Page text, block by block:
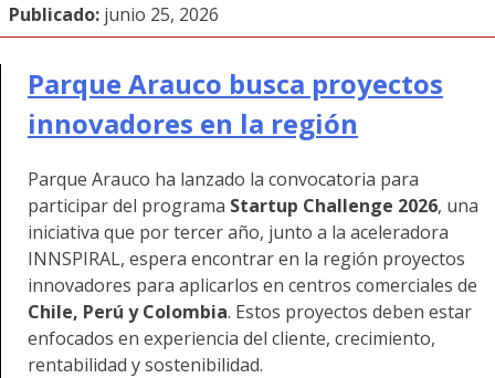
Publicado: junio 25, 2026
Parque Arauco busca proyectos
innovadores en la región
Parque Arauco ha lanzado la convocatoria para
participar del programa Startup Challenge 2026, una
iniciativa que por tercer año, junto a la aceleradora
INNSPIRAL, espera encontrar en la región proyectos
innovadores para aplicarlos en centros comerciales de
Chile, Perú y Colombia. Estos proyectos deben estar
enfocados en experiencia del cliente, crecimiento,
rentabilidad y sostenibilidad.